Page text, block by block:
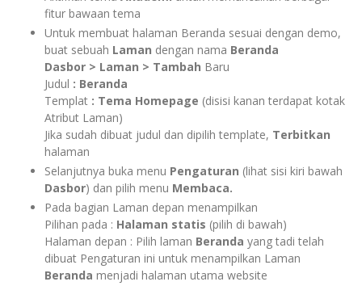
fitur bawaan tema
Untuk membuat halaman Beranda sesuai dengan demo,
buat sebuah Laman dengan nama Beranda
Dasbor > Laman > Tambah Baru
Judul : Beranda
Templat : Tema Homepage (disisi kanan terdapat kotak
Atribut Laman)
Jika sudah dibuat judul dan dipilih template, Terbitkan
halaman
Selanjutnya buka menu Pengaturan (lihat sisi kiri bawah
Dasbor) dan pilih menu Membaca.
Pada bagian Laman depan menampilkan
Pilihan pada : Halaman statis (pilih di bawah)
Halaman depan : Pilih laman Beranda yang tadi telah
dibuat Pengaturan ini untuk menampilkan Laman
Beranda menjadi halaman utama website